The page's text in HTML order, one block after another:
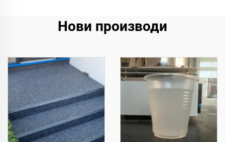
Нови производи